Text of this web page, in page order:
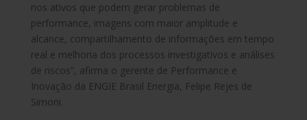
nos ativos que podem gerar problemas de
performance, imagens com maior amplitude e
alcance, compartilhamento de informações em tempo
real e melhoria dos processos investigativos e análises
de riscos”, afirma o gerente de Performance e
Inovação da ENGIE Brasil Energia, Felipe Rejes de
Simoni.